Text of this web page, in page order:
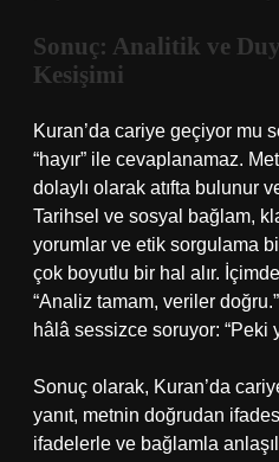
Sonuç: Analitik ve
Kesişimi
Kuran’da cariye geçiyor mu
“hayır” ile cevaplanamaz.
dolaylı olarak atıfta bulunur
Tarihsel ve sosyal bağlam,
yorumlar ve etik sorgulama
çok boyutlu bir hal alır.
“Analiz tamam, veriler
hâlâ sessizce soruyor: “Peki
Sonuç olarak, Kuran’da
yanıt, metnin doğrudan
ifadelerle ve bağlamla